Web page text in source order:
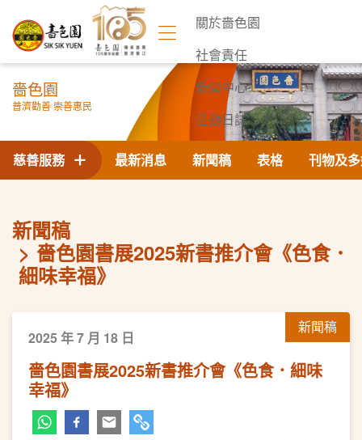
關於嗇色園
社會責任
新聞中心
活動日誌
聯絡我們
嗇色園
普濟勸善 崇善惠民
最新消息 新聞稿 表格 刊物及
慈善服務
新聞稿
嗇色園書展2025新書推介會《色食．
細味幸福》
新聞稿
2025 年 7 月 18 日
嗇色園書展2025新書推介會《色食．細味
幸福》